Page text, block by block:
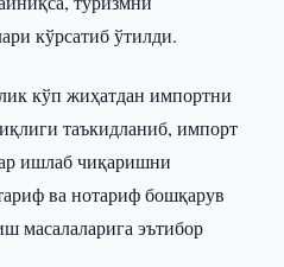
кўрсатиб ўтилди.
кўп жиҳатдан импортни
таъкидланиб, импорт
ишлаб чиқаришни
ва нотариф бошқарув
масалаларига эътибор